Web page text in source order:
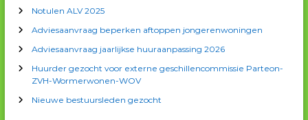
v
i
g
a
n
a
a
:
Notulen ALV 2025
Adviesaanvraag beperken aftoppen jongerenwoningen
Adviesaanvraag jaarlijkse huuraanpassing 2026
Huurder gezocht voor externe geschillencommissie Parteon-
ZVH-Wormerwonen-WOV
Nieuwe bestuursleden gezocht